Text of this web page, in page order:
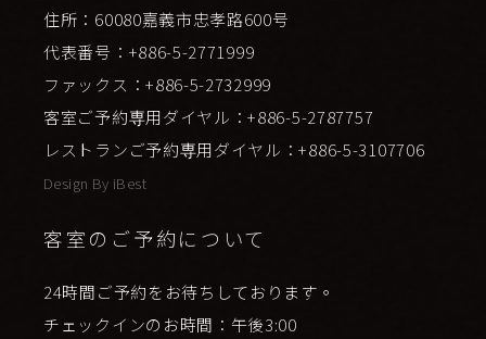
住所：60080嘉義市忠孝路600号
代表番号：+886-5-2771999
ファックス：+886-5-2732999
客室ご予約専用ダイヤル：+886-5-2787757
レストランご予約専用ダイヤル：+886-5-3107706
Design By iBest
客室のご予約について
24時間ご予約をお待ちしております。
チェックインのお時間：午後3:00